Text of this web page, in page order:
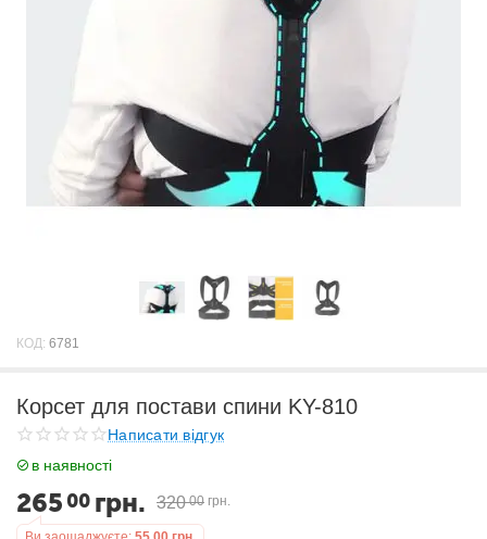
КОД: 6781
Корсет для постави спини KY-810
Написати відгук
в наявності
265 00 грн. 320 00 грн.